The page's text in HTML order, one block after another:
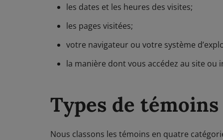
les dates et les heures des visites;
les pages visitées;
votre navigateur ou votre système
la manière dont vous accédez au site ou
Types de témoins
Nous classons les témoins en quatre